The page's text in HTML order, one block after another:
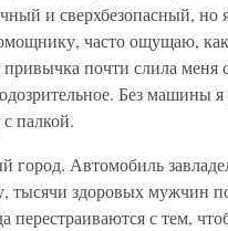
и сверхбезопасный, но
часто ощущаю,
почти слила меня
Без машины
палкой.
Автомобиль
тысячи здоровых мужчин
перестраиваются с тем,